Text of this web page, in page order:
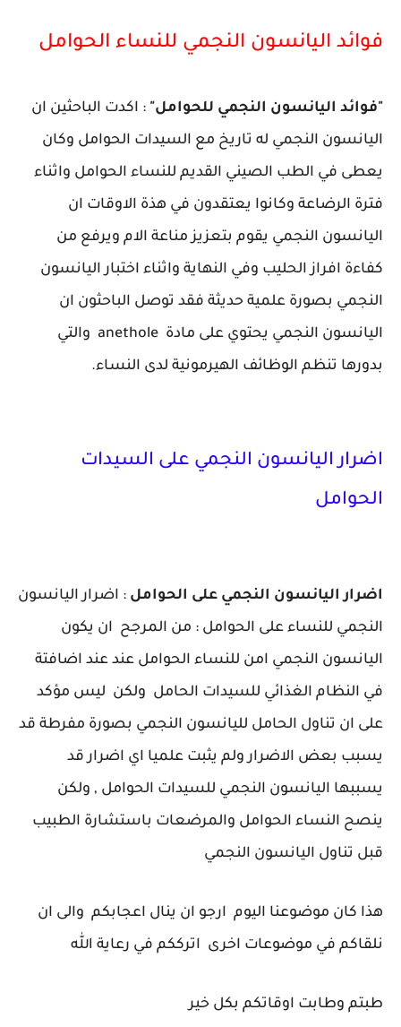
فوائد اليانسون النجمي للنساء الحوامل
"فوائد اليانسون النجمي للحوامل" : اكدت الباحثين ان
اليانسون النجمي له تاريخ مع السيدات الحوامل وكان
يعطى في الطب الصيني القديم للنساء الحوامل واثناء
فترة الرضاعة وكانوا يعتقدون في هذة الاوقات ان
اليانسون النجمي يقوم بتعزيز مناعة الام ويرفع من
كفاءة افراز الحليب وفي النهاية واثناء اختبار اليانسون
النجمي بصورة علمية حديثة فقد توصل الباحثون ان
اليانسون النجمي يحتوي على مادة anethole والتي
بدورها تنظم الوظائف الهيرمونية لدى النساء.
اضرار اليانسون النجمي على السيدات
الحوامل
اضرار اليانسون النجمي على الحوامل : اضرار اليانسون
النجمي للنساء على الحوامل : من المرجح ان يكون
اليانسون النجمي امن للنساء الحوامل عند عند اضافتة
في النظام الغذائي للسيدات الحامل ولكن ليس مؤكد
على ان تناول الحامل لليانسون النجمي بصورة مفرطة قد
يسبب بعض الاضرار ولم يثبت علميا اي اضرار قد
يسببها اليانسون النجمي للسيدات الحوامل , ولكن
ينصح النساء الحوامل والمرضعات باستشارة الطبيب
قبل تناول اليانسون النجمي
هذا كان موضوعنا اليوم ارجو ان ينال اعجابكم والى ان
نلقاكم في موضوعات اخرى اترككم في رعاية الله
طبتم وطابت اوقاتكم بكل خير